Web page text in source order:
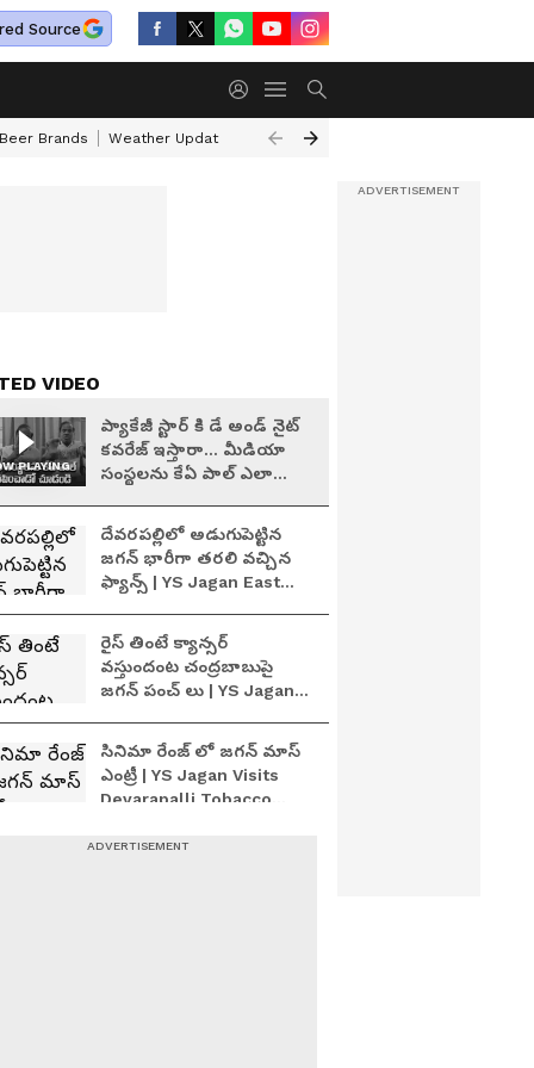
Source
Brands Weather Update Saturn Transit Zodiac Signs
VIDEO
PLAYING
ప్యాకేజీ స్టార్ కి డే అండ్ నైట్
కవరేజ్ ఇస్తారా... మీడియా
సంస్థలను కేఏ పాల్ ఎలా
దేవరపల్లిలో అడుగుపెట్టిన
జగన్ భారీగా తరలి వచ్చిన
ఫ్యాన్స్ | YS Jagan East
Devarapalli
రైస్ తింటే క్యాన్సర్
వస్తుందంట చంద్రబాబుపై
జగన్ పంచ్ లు | YS Jagan
Devarapalli
సినిమా రేంజ్ లో జగన్‌ మాస్
ఎంట్రీ | YS Jagan Visits
Devarapalli Tobacco